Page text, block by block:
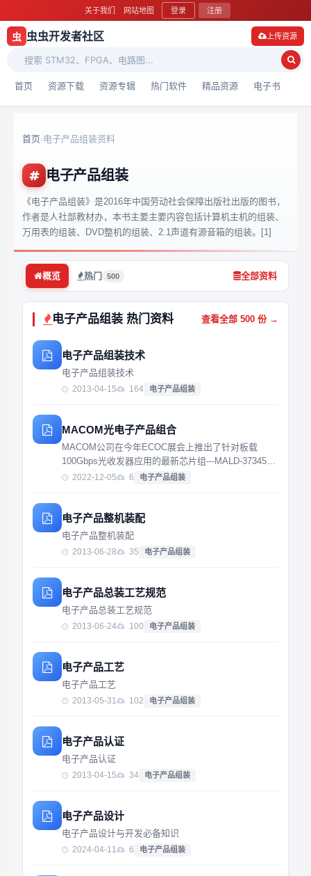
关于我们 网站地图 登录 注册
虫 虫虫开发者社区
首页 资源下载 资源专辑 热门软件 精品资源 电子书
上传资源
首页›电子产品组装资料
电子产品组装
《电子产品组装》是2016年中国劳动社会保障出版社出版的图书，
作者是人社部教材办，本书主要主要内容包括计算机主机的组装、
万用表的组装、DVD整机的组装、2.1声道有源音箱的组装。[1]
概览 热门 500 全部资料
电子产品组装 热门资料 查看全部 500 份 →
电子产品组装技术
电子产品组装技术
2013-04-15 164 电子产品组装
MACOM光电子产品组合
MACOM公司在今年ECOC展会上推出了针对板载
100Gbps光收发器应用的最新芯片组---MALD-37345和
MATA-37344。MALD-37345是一款带输入均衡器的
2022-12-05 6 电子产品组装
电子产品整机装配
电子产品整机装配
2013-06-28 35 电子产品组装
电子产品总装工艺规范
电子产品总装工艺规范
2013-06-24 100 电子产品组装
电子产品工艺
电子产品工艺
2013-05-31 102 电子产品组装
电子产品认证
电子产品认证
2013-04-15 34 电子产品组装
电子产品设计
电子产品设计与开发必备知识
2024-04-11 6 电子产品组装